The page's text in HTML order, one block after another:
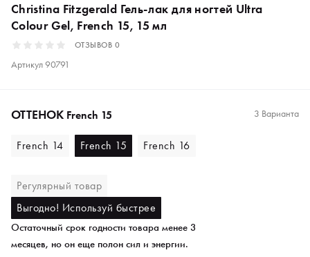
Christina Fitzgerald Гель-лак для ногтей Ultra
Colour Gel, French 15, 15 мл
ОТЗЫВОВ 0
Артикул 90791
ОТТЕНОК French 15 3 Варианта
French 14 French 15 French 16
Регулярный товар
Выгодно! Используй быстрее
Остаточный срок годности товара менее 3
месяцев, но он еще полон сил и энергии.